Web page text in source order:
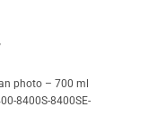
photo – 700 ml
8400S-8400SE-